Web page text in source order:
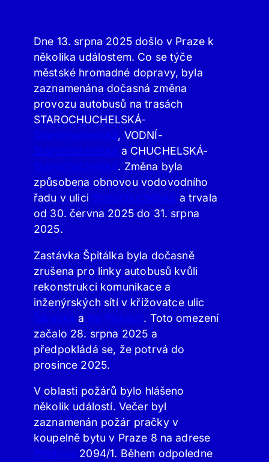
Dne 13. srpna 2025 došlo v Praze k
několika událostem. Co se týče
městské hromadné dopravy, byla
zaznamenána dočasná změna
provozu autobusů na trasách
STAROCHUCHELSKÁ-
Starochuchelská, VODNÍ-
Starochuchelská a CHUCHELSKÁ-
Starochuchelská. Změna byla
způsobena obnovou vodovodního
řadu v ulici Starochuchelská a trvala
od 30. června 2025 do 31. srpna
2025.
Zastávka Špitálka byla dočasně
zrušena pro linky autobusů kvůli
rekonstrukci komunikace a
inženýrských sítí v křižovatce ulic
Šárecká a Na Pískách. Toto omezení
začalo 28. srpna 2025 a
předpokládá se, že potrvá do
prosince 2025.
V oblasti požárů bylo hlášeno
několik událostí. Večer byl
zaznamenán požár pračky v
koupelně bytu v Praze 8 na adrese
Přádova 2094/1. Během odpoledne